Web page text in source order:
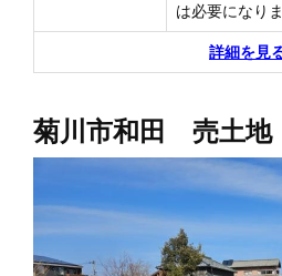
は必要になりま
詳細を見
菊川市和田 売土地